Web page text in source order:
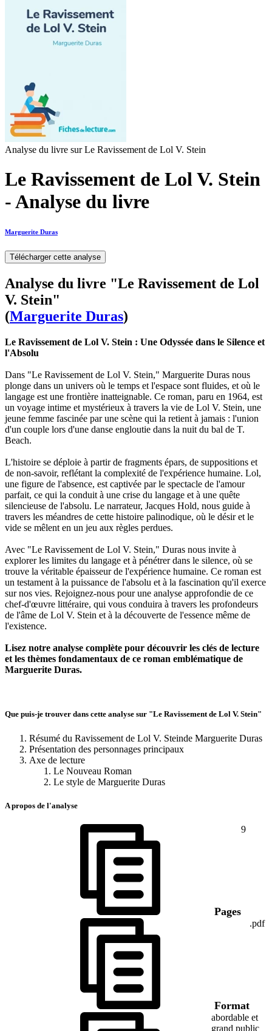
Analyse du livre sur Le Ravissement de Lol V. Stein
Le Ravissement de Lol V. Stein
- Analyse du livre
Marguerite Duras
Télécharger cette analyse
Analyse du livre "Le Ravissement de Lol
V. Stein"
(Marguerite Duras)
Le Ravissement de Lol V. Stein : Une Odyssée dans le Silence et
l'Absolu
Dans "Le Ravissement de Lol V. Stein," Marguerite Duras nous
plonge dans un univers où le temps et l'espace sont fluides, et où le
langage est une frontière inatteignable. Ce roman, paru en 1964, est
un voyage intime et mystérieux à travers la vie de Lol V. Stein, une
jeune femme fascinée par une scène qui la retient à jamais : l'union
d'un couple lors d'une danse engloutie dans la nuit du bal de T.
Beach.
L'histoire se déploie à partir de fragments épars, de suppositions et
de non-savoir, reflétant la complexité de l'expérience humaine. Lol,
une figure de l'absence, est captivée par le spectacle de l'amour
parfait, ce qui la conduit à une crise du langage et à une quête
silencieuse de l'absolu. Le narrateur, Jacques Hold, nous guide à
travers les méandres de cette histoire palinodique, où le désir et le
vide se mêlent en un jeu aux règles perdues.
Avec "Le Ravissement de Lol V. Stein," Duras nous invite à
explorer les limites du langage et à pénétrer dans le silence, où se
trouve la véritable épaisseur de l'expérience humaine. Ce roman est
un testament à la puissance de l'absolu et à la fascination qu'il exerce
sur nos vies. Rejoignez-nous pour une analyse approfondie de ce
chef-d'œuvre littéraire, qui vous conduira à travers les profondeurs
de l'âme de Lol V. Stein et à la découverte de l'essence même de
l'existence.
Lisez notre analyse complète pour découvrir les clés de lecture
et les thèmes fondamentaux de ce roman emblématique de
Marguerite Duras.
Que puis-je trouver dans cette analyse sur "Le Ravissement de Lol V. Stein"
Résumé du Ravissement de Lol V. Steinde Marguerite Duras
Présentation des personnages principaux
Axe de lecture
Le Nouveau Roman
Le style de Marguerite Duras
A propos de l'analyse
Pages
9
Format
.pdf
abordable et
grand public